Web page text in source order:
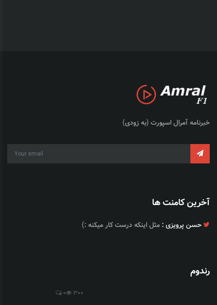
خبرنامه آمرال اسپورت (به زودی)
آخرین کامنت ها
حسن پرویزی : مثل اینکه درست کار میکنه :)
رندوم
0 300